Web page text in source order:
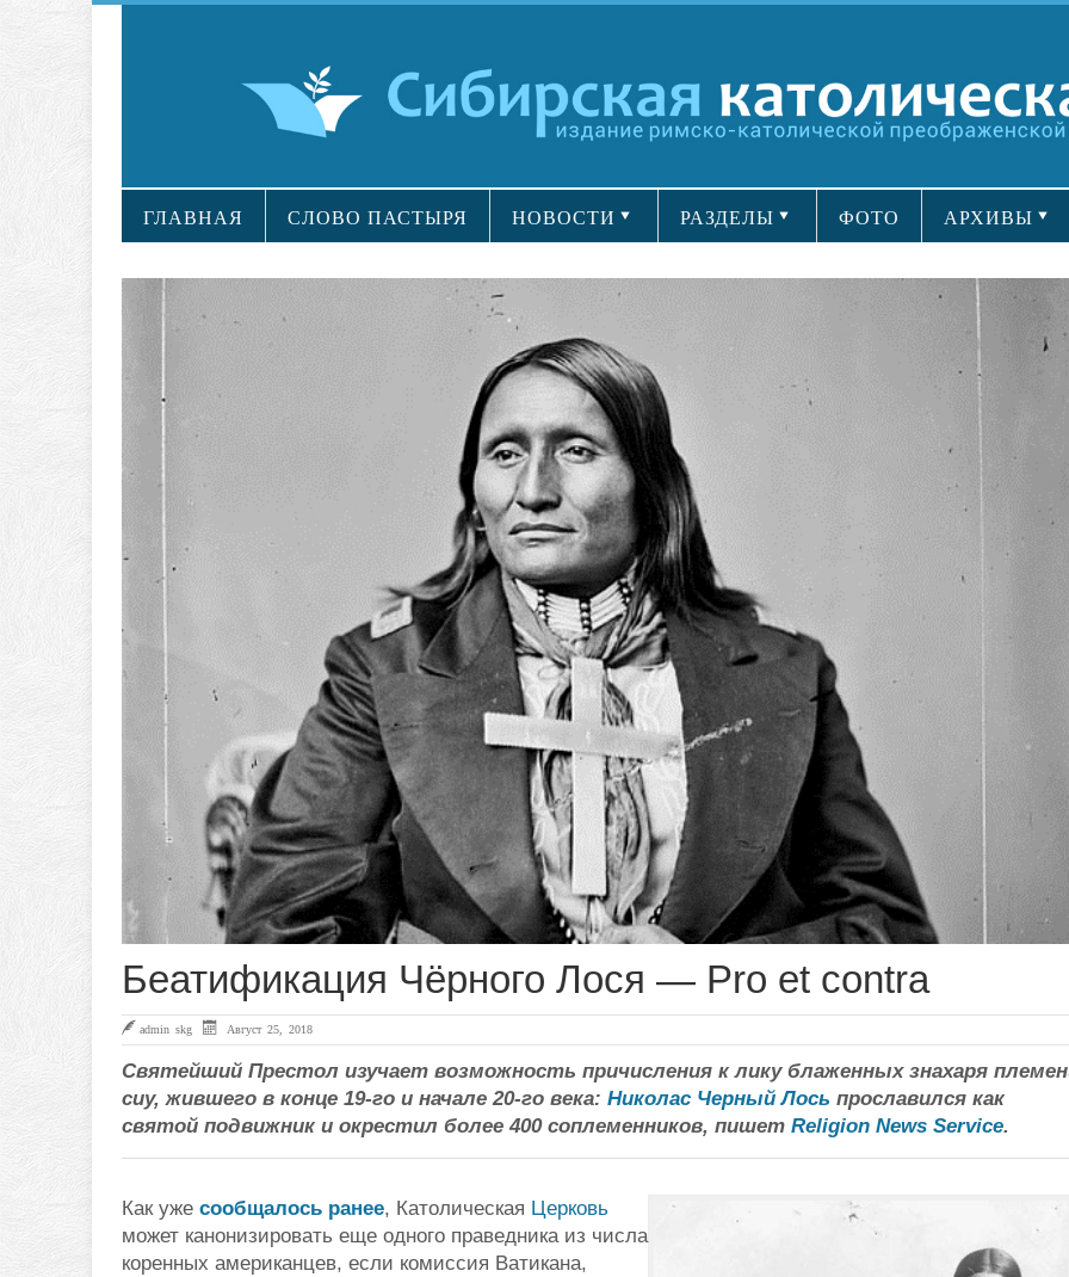
ГЛАВНАЯ СЛОВО ПАСТЫРЯ НОВОСТИ РАЗДЕЛЫ ФОТО АРХИВЫ
Беатификация Чёрного Лося — Pro et contra
admin skg Август 25, 2018
Святейший Престол изучает возможность причисления к лику блаженных знахаря
сиу, жившего в конце 19-го и начале 20-го века: Николас Черный Лось прославился как
святой подвижник и окрестил более 400 соплеменников, пишет Religion News Service.
Как уже сообщалось ранее, Католическая Церковь
может канонизировать еще одного праведника из числа
коренных американцев, если комиссия Ватикана,